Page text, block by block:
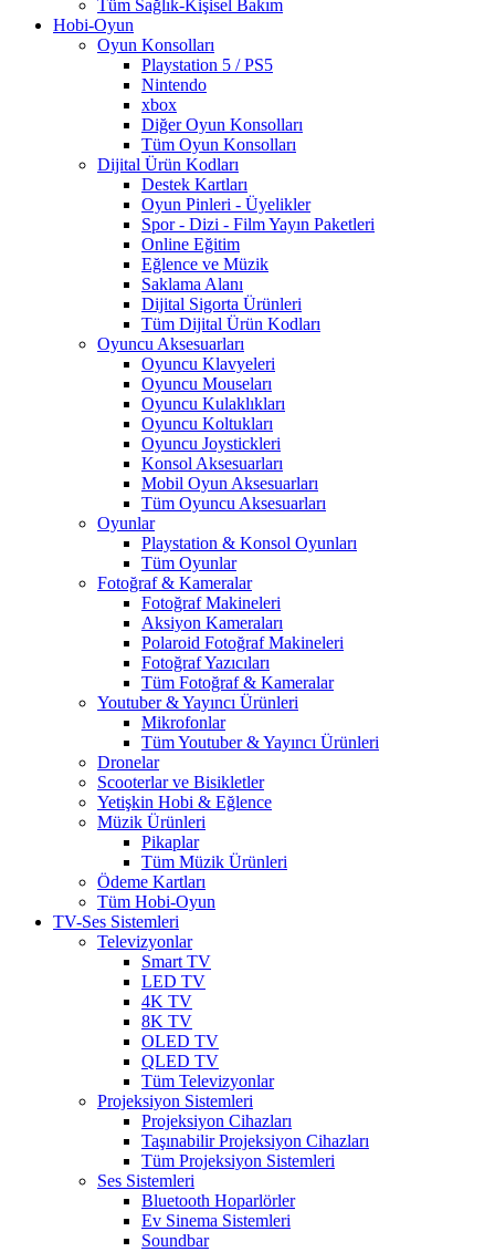
Tüm Sağlık-Kişisel Bakım
Hobi-Oyun
Oyun Konsolları
Playstation 5 / PS5
Nintendo
xbox
Diğer Oyun Konsolları
Tüm Oyun Konsolları
Dijital Ürün Kodları
Destek Kartları
Oyun Pinleri - Üyelikler
Spor - Dizi - Film Yayın Paketleri
Online Eğitim
Eğlence ve Müzik
Saklama Alanı
Dijital Sigorta Ürünleri
Tüm Dijital Ürün Kodları
Oyuncu Aksesuarları
Oyuncu Klavyeleri
Oyuncu Mouseları
Oyuncu Kulaklıkları
Oyuncu Koltukları
Oyuncu Joystickleri
Konsol Aksesuarları
Mobil Oyun Aksesuarları
Tüm Oyuncu Aksesuarları
Oyunlar
Playstation & Konsol Oyunları
Tüm Oyunlar
Fotoğraf & Kameralar
Fotoğraf Makineleri
Aksiyon Kameraları
Polaroid Fotoğraf Makineleri
Fotoğraf Yazıcıları
Tüm Fotoğraf & Kameralar
Youtuber & Yayıncı Ürünleri
Mikrofonlar
Tüm Youtuber & Yayıncı Ürünleri
Dronelar
Scooterlar ve Bisikletler
Yetişkin Hobi & Eğlence
Müzik Ürünleri
Pikaplar
Tüm Müzik Ürünleri
Ödeme Kartları
Tüm Hobi-Oyun
TV-Ses Sistemleri
Televizyonlar
Smart TV
LED TV
4K TV
8K TV
OLED TV
QLED TV
Tüm Televizyonlar
Projeksiyon Sistemleri
Projeksiyon Cihazları
Taşınabilir Projeksiyon Cihazları
Tüm Projeksiyon Sistemleri
Ses Sistemleri
Bluetooth Hoparlörler
Ev Sinema Sistemleri
Soundbar